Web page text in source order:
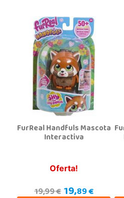
Juguetilandia
Av. Olímpica, 9, Local A13/21, Centro Comercial
28108, Alcobendas
663410492
Localizar Tienda
POCAS
Juguetilandia
Localizar Tienda
FurReal Handfuls Mascota
Interactiva
Oferta!
19,99 €19,89 €